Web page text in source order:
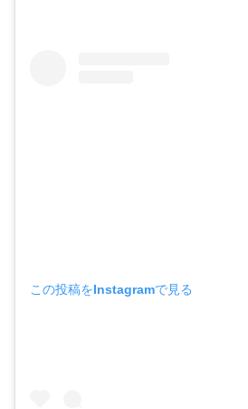
この投稿をInstagramで見る